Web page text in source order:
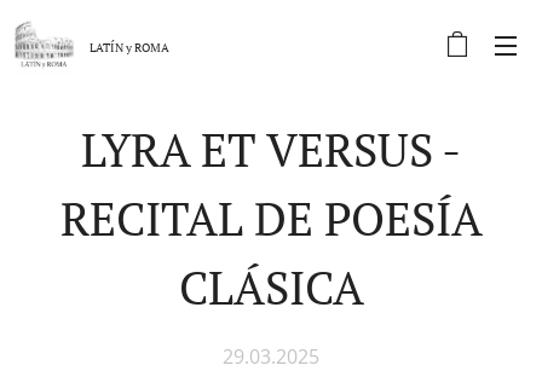
LATÍN yROMA
LYRA ET VERSUS -
RECITAL DE POESÍA
CLÁSICA
29.03.2025